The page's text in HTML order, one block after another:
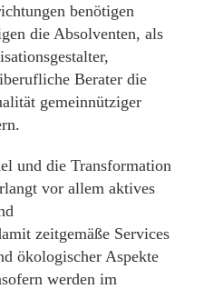
benötigen
die Absolventen, als
Berater die
gemeinnütziger
und die Transformation
vor allem aktives
zeitgemäße Services
ökologischer Aspekte
werden im